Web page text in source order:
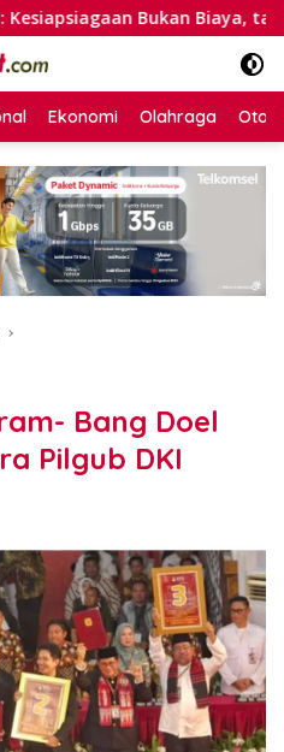
Bukan Biaya, tapi
Ekonomi Olahraga
Bang Doel
Pilgub DKI